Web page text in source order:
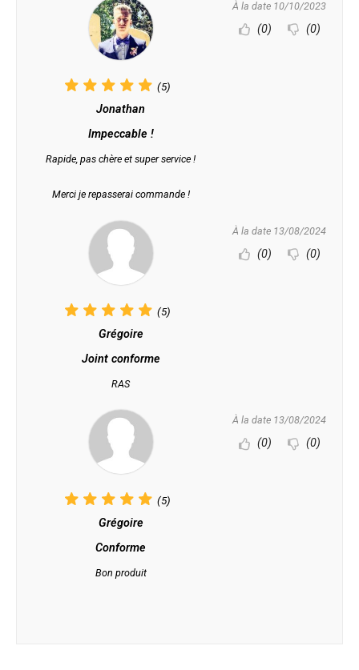
(5)
Jonathan
Impeccable !
Rapide, pas chère et super service !
Merci je repasserai commande !
À la date 10/10/2023
(0) (0)
(5)
Grégoire
Joint conforme
RAS
À la date 13/08/2024
(0) (0)
(5)
Grégoire
Conforme
Bon produit
À la date 13/08/2024
(0) (0)